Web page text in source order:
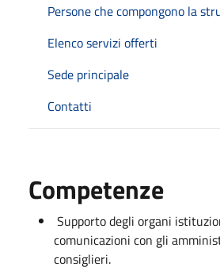
Persone che compongono la
Elenco servizi offerti
Sede principale
Contatti
Competenze
Supporto degli organi
comunicazioni con gli
consiglieri.